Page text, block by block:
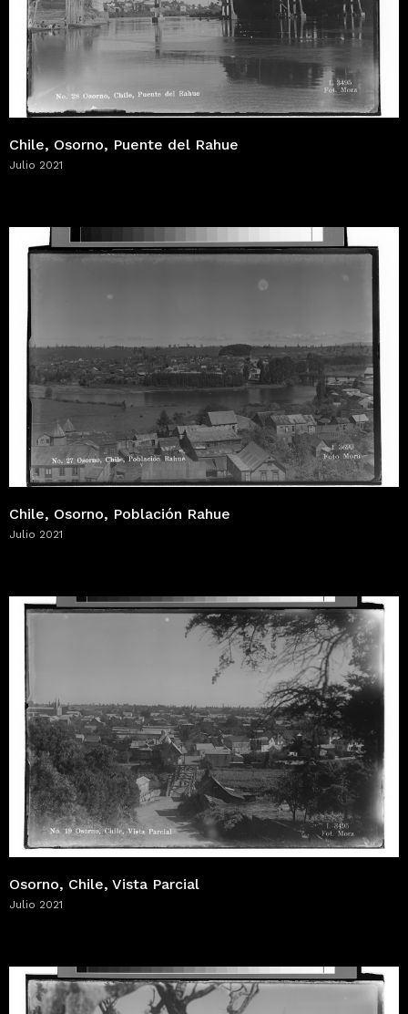
Chile, Osorno, Puente del Rahue
Julio 2021
Chile, Osorno, Población Rahue
Julio 2021
Osorno, Chile, Vista Parcial
Julio 2021